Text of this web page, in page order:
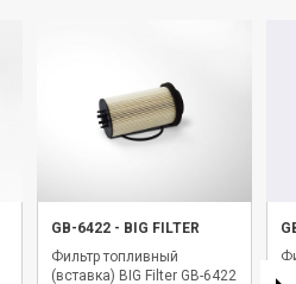
GB-6422 - BIG FILTER
Фильтр топливный
(вставка) BIG Filter GB-6422